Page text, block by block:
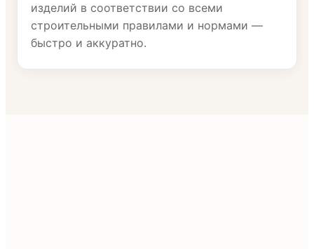
изделий в соответствии со всеми
строительными правилами и нормами —
быстро и аккуратно.